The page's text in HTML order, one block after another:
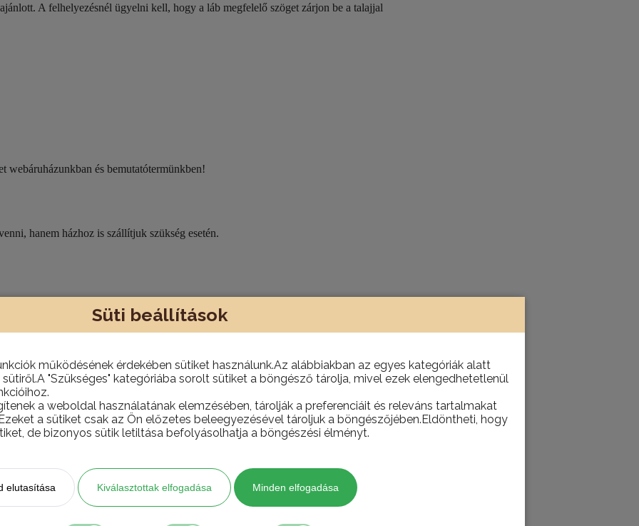
Süti beállítások
működésének érdekében sütiket használunk.Az alábbiakban az egyes kategóriák alatt
"Szükséges" kategóriába sorolt sütiket a böngésző tárolja, mivel ezek elengedhetetlenül
a weboldal használatának elemzésében, tárolják a preferenciáit és releváns tartalmakat
a sütiket csak az Ön előzetes beleegyezésével tároljuk a böngészőjében.Eldöntheti, hogy
de bizonyos sütik letiltása befolyásolhatja a böngészési élményt.
elutasítása Kiválasztottak elfogadása Minden elfogadása
A felhelyezésnél ügyelni kell, hogy a láb megfelelő szöget zárjon be a talajjal
webáruházunkban és bemutatótermünkben!
hanem házhoz is szállítjuk szükség esetén.